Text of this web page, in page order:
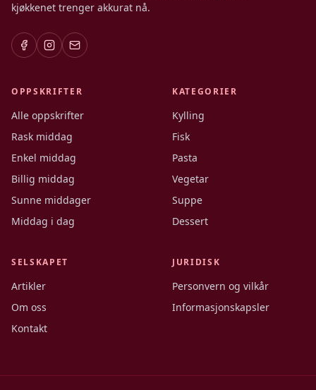
kjøkkenet trenger akkurat nå.
OPPSKRIFTER
Alle oppskrifter
Rask middag
Enkel middag
Billig middag
Sunne middager
Middag i dag
KATEGORIER
Kylling
Fisk
Pasta
Vegetar
Suppe
Dessert
SELSKAPET
Artikler
Om oss
Kontakt
JURIDISK
Personvern og vilkår
Informasjonskapsler